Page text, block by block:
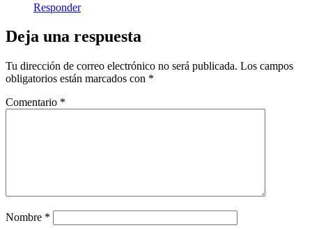
Responder
Deja una respuesta
Tu dirección de correo electrónico no será publicada. Los campos
obligatorios están marcados con *
Comentario *
Nombre *